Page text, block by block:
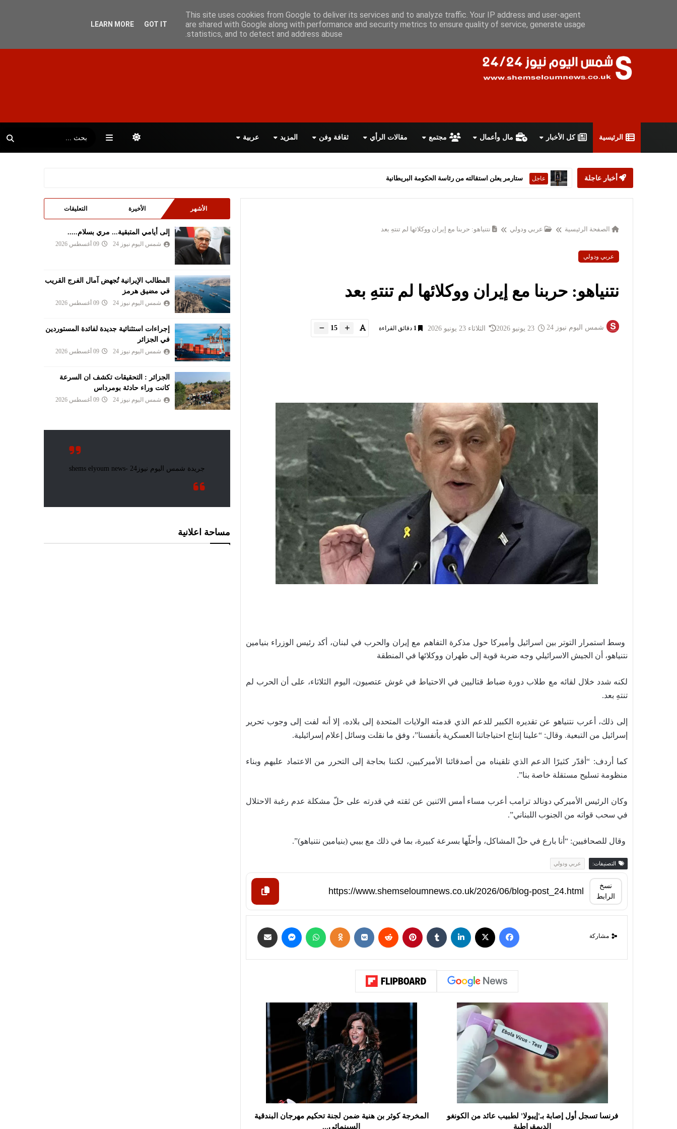
سياسة الخصوصية اتفاقية الاستخدام أعلن معانا اتصل بنا اقرأ الصحيفة PDF
الرئيسية كل الأخبار مال وأعمال مجتمع مقالات الرأي ثقافة وفن المزيد عربية
أخبار عاجلة عاجل ستارمر يعلن استقالته من رئاسة الحكومة البريطانيةالشرق الاوسط أمريكا وإيران تتوصلان لاتفاق سلام شامل
الصفحة الرئيسية عربي ودولي نتنياهو: حربنا مع إيران ووكلائها لم تنتهِ بعد
عربي ودولي
نتنياهو: حربنا مع إيران ووكلائها لم تنتهِ بعد
شمس اليوم نيوز 24 الثلاثاء 23 يونيو 2026 1 دقائق القراءة 15
وسط استمرار التوتر بين اسرائيل وأميركا حول مذكرة التفاهم مع إيران والحرب في لبنان، أكد رئيس الوزراء بنيامين
نتنياهو، أن الجيش الاسرائيلي وجه ضربة قوية إلى طهران ووكلائها في المنطقة
لكنه شدد خلال لقائه مع طلاب دورة ضباط قتاليين في الاحتياط في غوش عتصيون، اليوم الثلاثاء، على أن الحرب لم
تنتهِ بعد.
إلى ذلك، أعرب نتنياهو عن تقديره الكبير للدعم الذي قدمته الولايات المتحدة إلى بلاده، إلا أنه لفت إلى وجوب تحرير
إسرائيل من التبعية. وقال: “علينا إنتاج احتياجاتنا العسكرية بأنفسنا”، وفق ما نقلت وسائل إعلام إسرائيلية.
كما أردف: “أقدّر كثيرًا الدعم الذي تلقيناه من أصدقائنا الأميركيين، لكننا بحاجة إلى التحرر من الاعتماد عليهم وبناء
منظومة تسليح مستقلة خاصة بنا”.
وكان الرئيس الأميركي دونالد ترامب أعرب مساء أمس الاثنين عن ثقته في قدرته على حلّ مشكلة عدم رغبة الاحتلال
في سحب قواته من الجنوب اللبناني”.
وقال للصحافيين: “أنا بارع في حلّ المشاكل، وأحلّها بسرعة كبيرة، بما في ذلك مع بيبي (بنيامين نتنياهو)”.
التصنيفات: عربي ودولي
نسخ
الرابط
مشاركة
فرنسا تسجل أول إصابة بـ'إيبولا' لطبيب عائد من الكونغو
الديمقراطية
المخرجة كوثر بن هنية ضمن لجنة تحكيم مهرجان البندقية
السينمائي...
الأشهر الأخيرة التعليقات
إلى أيامي المتبقية... مري بسلام.....
شمس اليوم نيوز 24 09 أغسطس 2026
المطالب الإيرانية تُجهض آمال الفرج القريب
في مضيق هرمز
شمس اليوم نيوز 24 09 أغسطس 2026
إجراءات استثنائية جديدة لفائدة المستوردين
في الجزائر
شمس اليوم نيوز 24 09 أغسطس 2026
الجزائر : التحقيقات تكشف ان السرعة
كانت وراء حادثة بومرداس
شمس اليوم نيوز 24 09 أغسطس 2026
مساحة اعلانية
This site uses cookies from Google to deliver its services and to analyze traffic. Your IP address and user-agent
are shared with Google along with performance and security metrics to ensure quality of service, generate usage
statistics, and to detect and address abuse.
LEARN MORE GOT IT